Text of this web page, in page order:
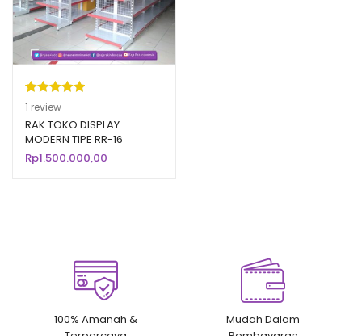
Peringkat
5.00 dari 5
berdasarka
n
1
penilaian
1 review
RAK TOKO DISPLAY
MODERN TIPE RR-16
Rp1.500.000,00
100% Amanah &
Mudah Dalam